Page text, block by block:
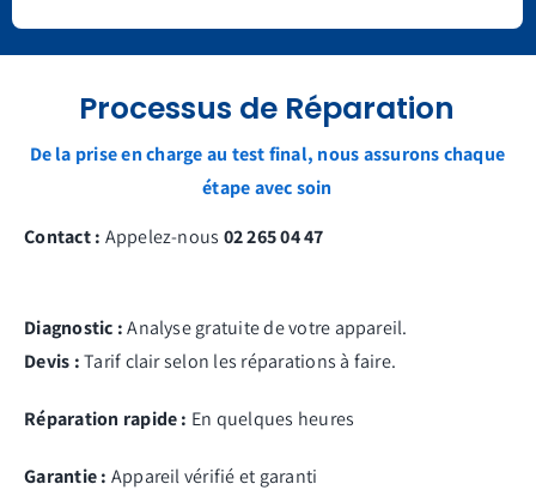
Processus de Réparation
De la prise en charge au test final, nous assurons chaque
étape avec soin
Contact : Appelez-nous 02 265 04 47
Diagnostic :Analyse gratuite de votre appareil.
Devis :Tarif clair selon les réparations à faire.
Réparation rapide : En quelques heures
Garantie : Appareil vérifié et garanti